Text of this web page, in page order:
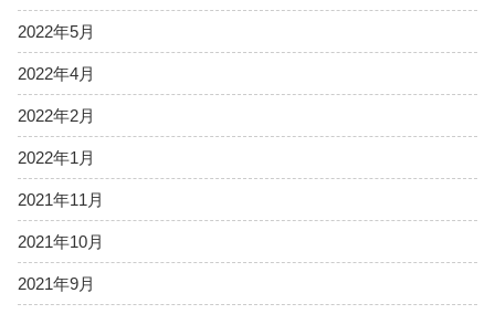
2022年5月
2022年4月
2022年2月
2022年1月
2021年11月
2021年10月
2021年9月